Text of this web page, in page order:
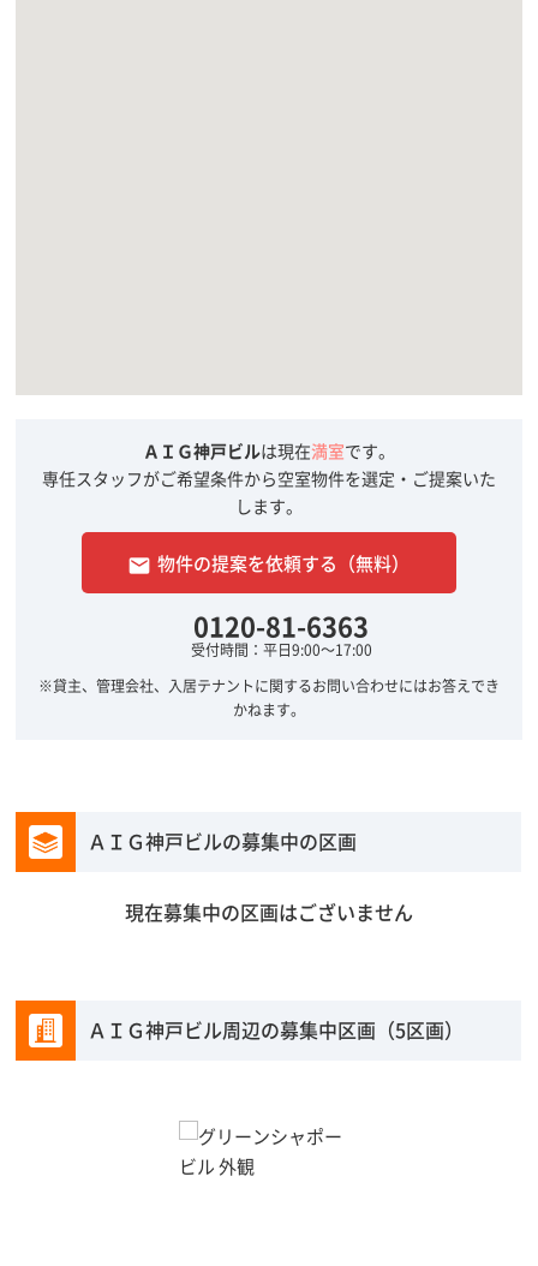
ＡＩＧ神戸ビルは現在満室です。
専任スタッフがご希望条件から空室物件を選定・ご提案いた
します。
email 物件の提案を依頼する（無料）
0120-81-6363
受付時間：平日9:00～17:00
※貸主、管理会社、入居テナントに関するお問い合わせにはお答えでき
かねます。
ＡＩＧ神戸ビルの募集中の区画
現在募集中の区画はございません
ＡＩＧ神戸ビル周辺の募集中区画（5区画）